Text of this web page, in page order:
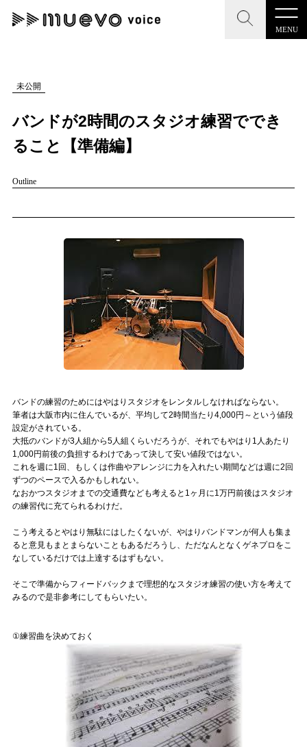
MENU
CLOSE
記事を検索する
人気ワード
#男性SSW #ポップス #女性SSW #ロック
#男性シンガー #HR/HM #女性シンガー
#男性シンガーグループ #R&B/ソウル
CLOSE
"読者の声を形にする”音楽特化メディア
MENU
プレスリリース一覧
お問い合わせ
記事リクエスト
LINK
muevoクラウドファンディング
muevoコミュニティ
ぶいクラ！by muevo
ぶいコミュ！by muevo
ぶいマガ！ by muevo
Follow us
未公開
バンドが2時間のスタジオ練習ででき
ること【準備編】
Outline
バンドの練習のためにはやはりスタジオをレンタルしなければならない。
筆者は大阪市内に住んでいるが、平均して2時間当たり4,000円～という値段
設定がされている。
大抵のバンドが3人組から5人組くらいだろうが、それでもやはり1人あたり
1,000円前後の負担するわけであって決して安い値段ではない。
これを週に1回、もしくは作曲やアレンジに力を入れたい期間などは週に2回
ずつのペースで入るかもしれない。
なおかつスタジオまでの交通費なども考えると1ヶ月に1万円前後はスタジオ
の練習代に充てられるわけだ。
こう考えるとやはり無駄にはしたくないが、やはりバンドマンが何人も集ま
ると意見もまとまらないこともあるだろうし、ただなんとなくゲネプロをこ
なしているだけでは上達するはずもない。
そこで準備からフィードバックまで理想的なスタジオ練習の使い方を考えて
みるので是非参考にしてもらいたい。
①練習曲を決めておく